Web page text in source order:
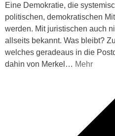
Eine Demokratie, die
politischen, demokratischen
werden. Mit juristischen auch
allseits bekannt. Was bleibt?
welches geradeaus in die
dahin von Merkel … Mehr